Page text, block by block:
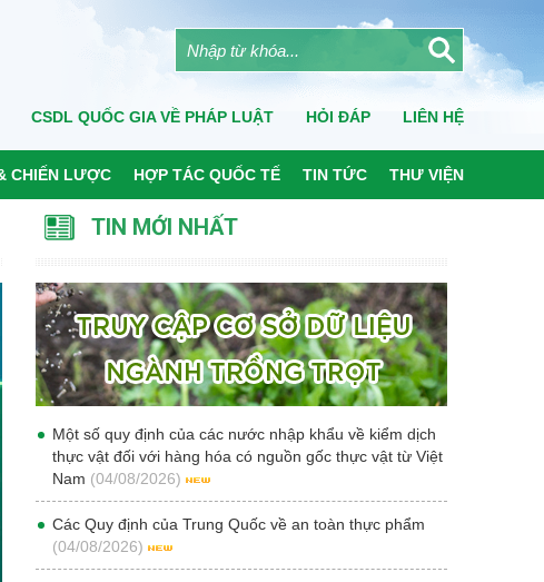
CSDL QUỐC GIA VỀ PHÁP LUẬT HỎI ĐÁP LIÊN HỆ
CHIẾN LƯỢC HỢP TÁC QUỐC TẾ TIN TỨC THƯ VIỆN
TIN MỚI NHẤT
Một số quy định của các nước nhập khẩu về kiểm dịch
thực vật đối với hàng hóa có nguồn gốc thực vật từ Việt
Nam (04/08/2026)
Các Quy định của Trung Quốc về an toàn thực phẩm
(04/08/2026)